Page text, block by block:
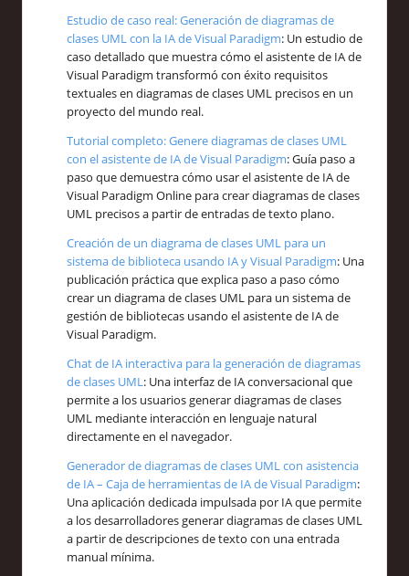
Estudio de caso real: Generación de diagramas de
clases UML con la IA de Visual Paradigm: Un estudio de
caso detallado que muestra cómo el asistente de IA de
Visual Paradigm transformó con éxito requisitos
textuales en diagramas de clases UML precisos en un
proyecto del mundo real.
Tutorial completo: Genere diagramas de clases UML
con el asistente de IA de Visual Paradigm: Guía paso a
paso que demuestra cómo usar el asistente de IA de
Visual Paradigm Online para crear diagramas de clases
UML precisos a partir de entradas de texto plano.
Creación de un diagrama de clases UML para un
sistema de biblioteca usando IA y Visual Paradigm: Una
publicación práctica que explica paso a paso cómo
crear un diagrama de clases UML para un sistema de
gestión de bibliotecas usando el asistente de IA de
Visual Paradigm.
Chat de IA interactiva para la generación de diagramas
de clases UML: Una interfaz de IA conversacional que
permite a los usuarios generar diagramas de clases
UML mediante interacción en lenguaje natural
directamente en el navegador.
Generador de diagramas de clases UML con asistencia
de IA – Caja de herramientas de IA de Visual Paradigm:
Una aplicación dedicada impulsada por IA que permite
a los desarrolladores generar diagramas de clases UML
a partir de descripciones de texto con una entrada
manual mínima.